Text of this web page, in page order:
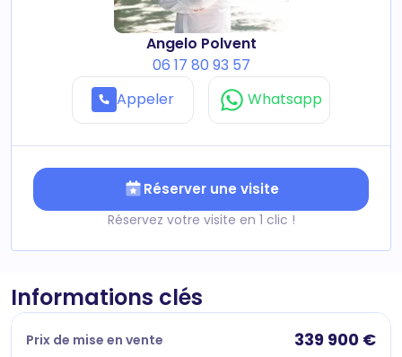
Angelo Polvent
06 17 80 93 57
Appeler
Whatsapp
Réserver une visite
Réservez votre visite en 1 clic !
Informations clés
Prix de mise en vente 339 900 €